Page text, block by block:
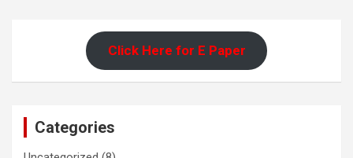
Click Here for E Paper
Categories